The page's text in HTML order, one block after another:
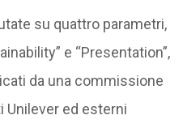
su quattro parametri,
e “Presentation”,
da una commissione
Unilever ed esterni